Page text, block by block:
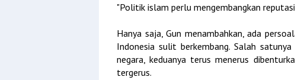
"Politik islam perlu mengembangkan
Hanya saja, Gun menambahkan, ada
Indonesia sulit berkembang. Salah
negara, keduanya terus menerus
tergerus.